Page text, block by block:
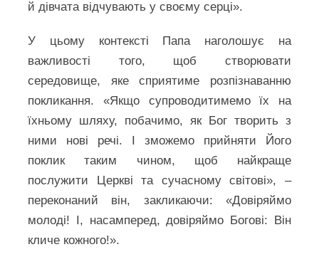
й дівчата відчувають у своєму серці».
У цьому контексті Папа наголошує на
важливості того, щоб створювати
середовище, яке сприятиме розпізнаванню
покликання. «Якщо супроводитимемо їх на
їхньому шляху, побачимо, як Бог творить з
ними нові речі. І зможемо прийняти Його
поклик таким чином, щоб найкраще
послужити Церкві та сучасному світові», –
переконаний він, закликаючи: «Довіряймо
молоді! І, насамперед, довіряймо Богові: Він
кличе кожного!».